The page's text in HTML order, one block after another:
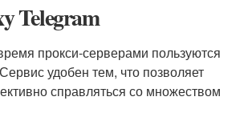
Telegram
прокси-серверами пользуются
удобен тем, что позволяет
справляться со множеством